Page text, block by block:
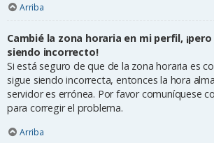
Arriba
Cambié la zona horaria en mi perfil,
siendo incorrecto!
Si está seguro de que de la zona horaria es
sigue siendo incorrecta, entonces la hora
servidor es errónea. Por favor comuníquese
para corregir el problema.
Arriba